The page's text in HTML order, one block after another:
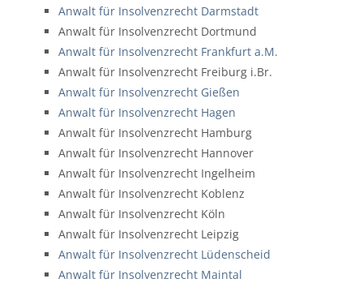
Anwalt für Insolvenzrecht Darmstadt
Anwalt für Insolvenzrecht Dortmund
Anwalt für Insolvenzrecht Frankfurt a.M.
Anwalt für Insolvenzrecht Freiburg i.Br.
Anwalt für Insolvenzrecht Gießen
Anwalt für Insolvenzrecht Hagen
Anwalt für Insolvenzrecht Hamburg
Anwalt für Insolvenzrecht Hannover
Anwalt für Insolvenzrecht Ingelheim
Anwalt für Insolvenzrecht Koblenz
Anwalt für Insolvenzrecht Köln
Anwalt für Insolvenzrecht Leipzig
Anwalt für Insolvenzrecht Lüdenscheid
Anwalt für Insolvenzrecht Maintal